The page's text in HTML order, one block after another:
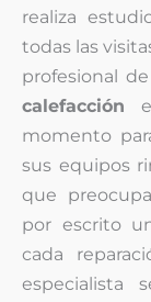
realiza
todas las
profesional
calefacción
momento
sus equipos
que
por escrito
cada
especialista